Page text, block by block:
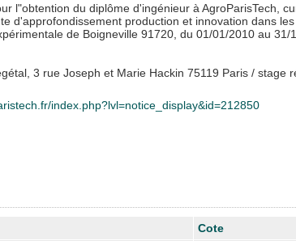
l"obtention du diplôme d'ingénieur à AgroParisTech,
d'approfondissement production et innovation dans
de Boigneville 91720, du 01/01/2010 au 31/
3 rue Joseph et Marie Hackin 75119 Paris / stage
index.php?lvl=notice_display&id=212850
Cote